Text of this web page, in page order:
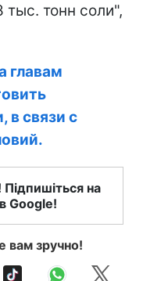
тонн соли",
главам
в связи с
на
Google!
вам зручно!